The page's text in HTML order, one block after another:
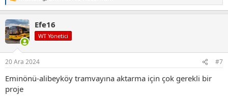
e
k
i
l
r
:
Efe16
WT Yönetici
20 Ara 2024 #7
Eminönü-alibeyköy tramvayına aktarma için çok gerekli bir
proje